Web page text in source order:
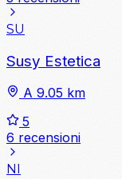
SU
Susy Estetica
A 9.05 km
5
6 recensioni
NI